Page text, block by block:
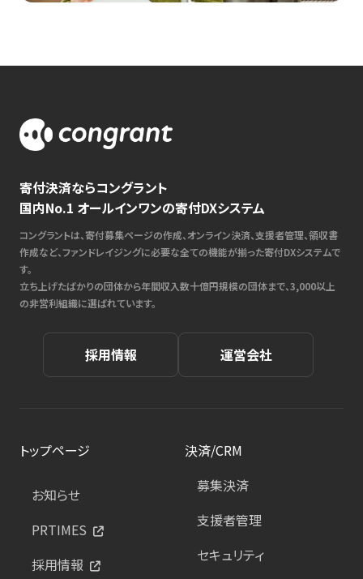
寄付決済ならコングラント
国内No.1 オールインワンの寄付DXシステム
コングラントは、寄付募集ページの作成、オンライン決済、支援者管理、領収書
作成など、ファンドレイジングに必要な全ての機能が揃った寄付DXシステムで
す。
立ち上げたばかりの団体から年間収入数十億円規模の団体まで、3,000以上
の非営利組織に選ばれています。
採用情報 運営会社
トップページ
お知らせ
PRTIMES
採用情報
決済/CRM
募集決済
支援者管理
セキュリティ